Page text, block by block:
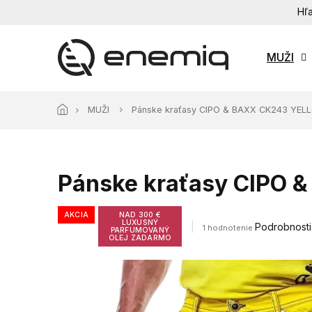
MUŽI
MUŽI Pánske kraťasy CIPO & BAXX CK243
Pánske kraťasy CIPO
AKCIA
NAD 300 €
LUXUSNÝ
PARFUMOVANÝ
OLEJ ZADARMO
Priemerné
5,0
z
5
1 hodnotenie